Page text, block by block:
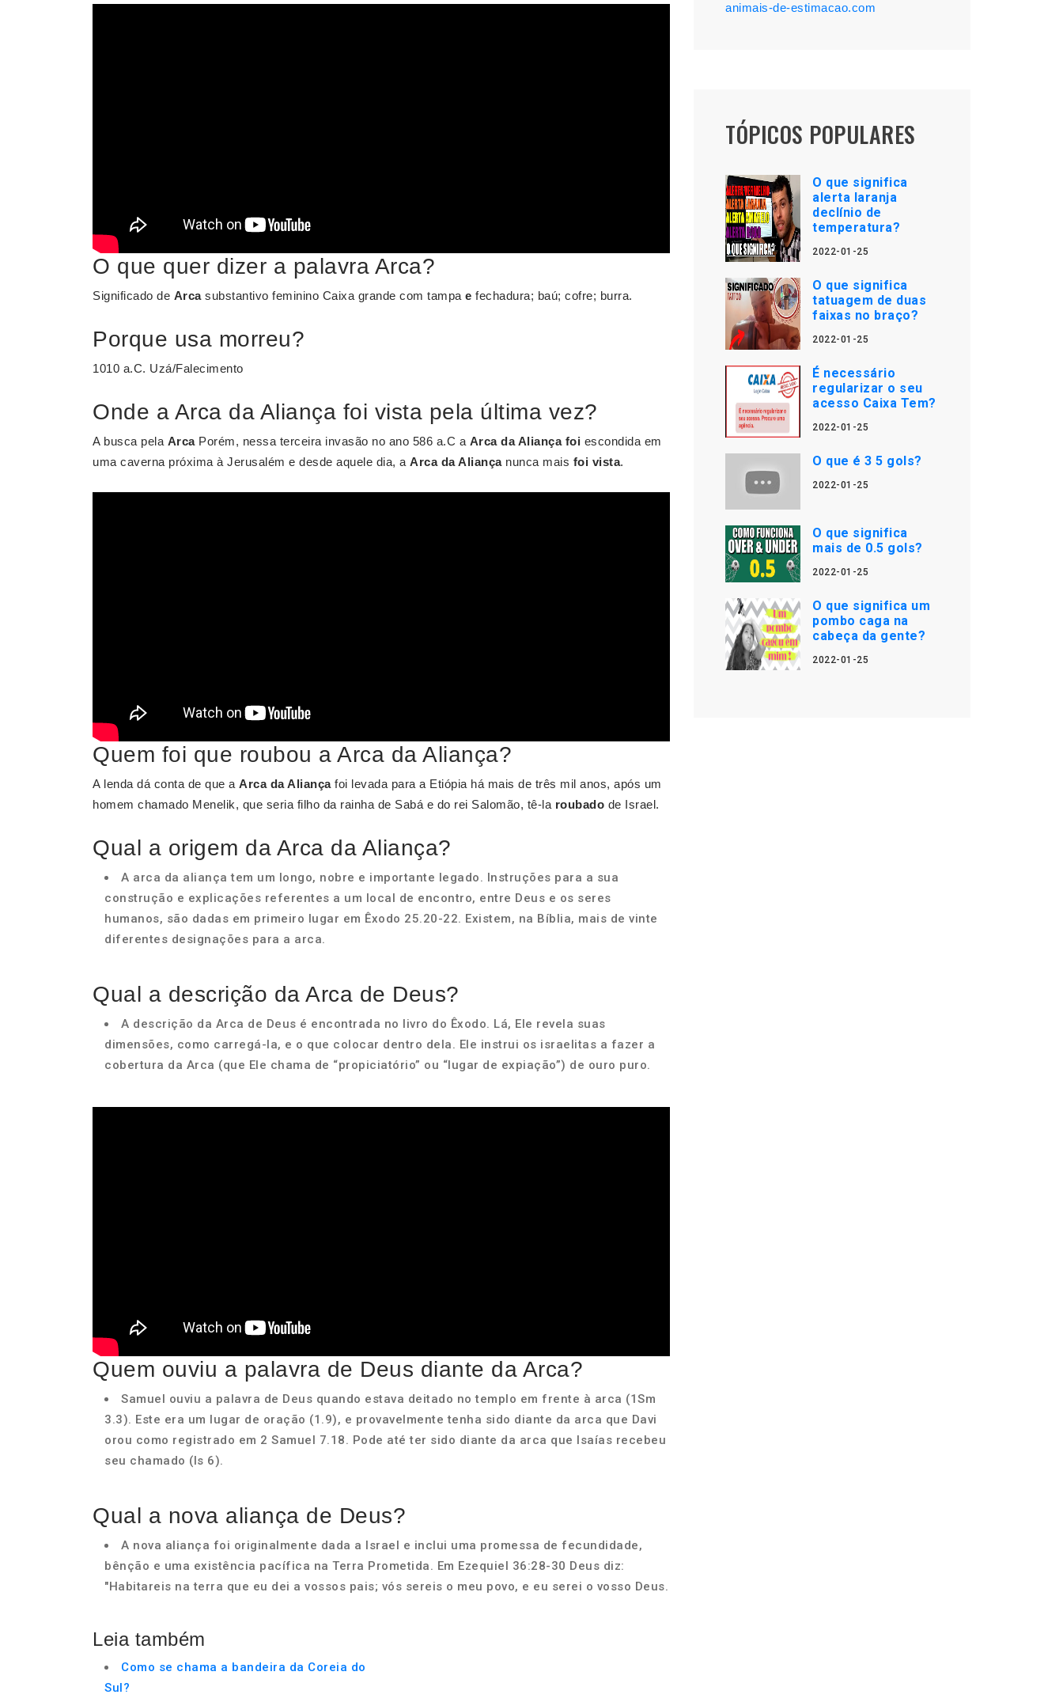
O que quer dizer a palavra Arca?
Significado de Arcasubstantivo feminino Caixa grande com tampa e fechadura; baú; cofre; burra.
Porque usa morreu?
1010 a.C. Uzá/Falecimento
Onde a Arca da Aliança foi vista pela última vez?
A busca pela ArcaPorém, nessa terceira invasão no ano 586 a.C a Arca da Aliança foi escondida em
uma caverna próxima à Jerusalém e desde aquele dia, a Arca da Aliançanunca mais foi vista.
Quem foi que roubou a Arca da Aliança?
A lenda dá conta de que a Arca da Aliançafoi levada para a Etiópia há mais de três mil anos, após um
homem chamado Menelik, que seria filho da rainha de Sabá e do rei Salomão, tê-la roubado de Israel.
Qual a origem da Arca da Aliança?
A arca da aliança tem um longo, nobre e importante legado. Instruções para a sua
construção e explicações referentes a um local de encontro, entre Deus e os seres
humanos, são dadas em primeiro lugar em Êxodo 25.20-22. Existem, na Bíblia, mais de vinte
diferentes designações para a arca.
Qual a descrição da Arca de Deus?
A descrição da Arca de Deus é encontrada no livro do Êxodo. Lá, Ele revela suas
dimensões, como carregá-la, e o que colocar dentro dela. Ele instrui os israelitas a fazer a
cobertura da Arca (que Ele chama de “propiciatório” ou “lugar de expiação”) de ouro puro.
Quem ouviu a palavra de Deus diante da Arca?
Samuel ouviu a palavra de Deus quando estava deitado no templo em frente à arca (1Sm
3.3). Este era um lugar de oração (1.9), e provavelmente tenha sido diante da arca que Davi
orou como registrado em 2 Samuel 7.18. Pode até ter sido diante da arca que Isaías recebeu
seu chamado (Is 6).
Qual a nova aliança de Deus?
A nova aliança foi originalmente dada a Israel e inclui uma promessa de fecundidade,
bênção e uma existência pacífica na Terra Prometida. Em Ezequiel 36:28-30 Deus diz:
"Habitareis na terra que eu dei a vossos pais; vós sereis o meu povo, e eu serei o vosso Deus.
Leia também
Como se chama a bandeira da Coreia do
Sul?
animais-de-estimacao.com
TÓPICOS POPULARES
O que significa
alerta laranja
declínio de
temperatura?
2022-01-25
O que significa
tatuagem de duas
faixas no braço?
2022-01-25
É necessário
regularizar o seu
acesso Caixa Tem?
2022-01-25
O que é 3 5 gols?
2022-01-25
O que significa
mais de 0.5 gols?
2022-01-25
O que significa um
pombo caga na
cabeça da gente?
2022-01-25